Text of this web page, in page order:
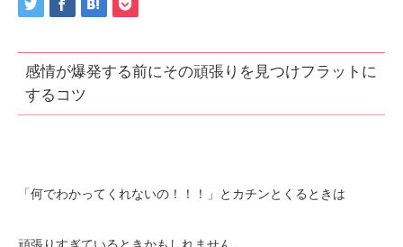
感情が爆発する前にその頑張りを見つけフラットに
するコツ
「何でわかってくれないの！！！」とカチンとくるときは